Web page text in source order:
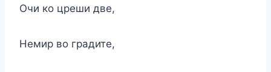
Очи ко цреши две,
Немир во градите,